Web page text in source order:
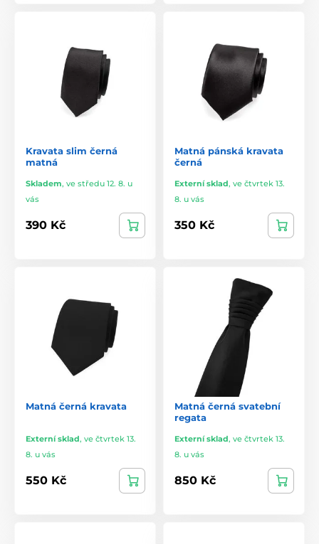
Kravata slim černá
matná
Skladem, ve středu 12. 8. u
vás
390 Kč
Matná pánská kravata
černá
Externí sklad, ve čtvrtek 13.
8. u vás
350 Kč
Matná černá kravata
Externí sklad, ve čtvrtek 13.
8. u vás
550 Kč
Matná černá svatební
regata
Externí sklad, ve čtvrtek 13.
8. u vás
850 Kč